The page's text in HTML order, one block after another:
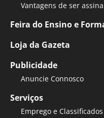
Vantagens de ser
Feira do Ensino e
Loja da Gazeta
Publicidade
Anuncie Connosco
Serviços
Emprego e Classificados